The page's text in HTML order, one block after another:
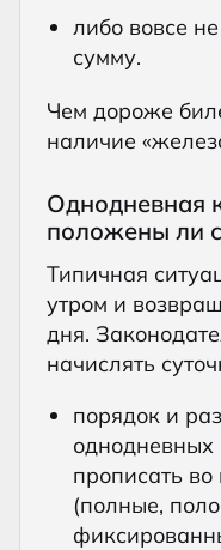
либо вовсе
сумму.
Чем дороже
наличие
Однодневная
положены ли
Типичная
утром и
дня.
начислять
порядок и
прописать
(полные,